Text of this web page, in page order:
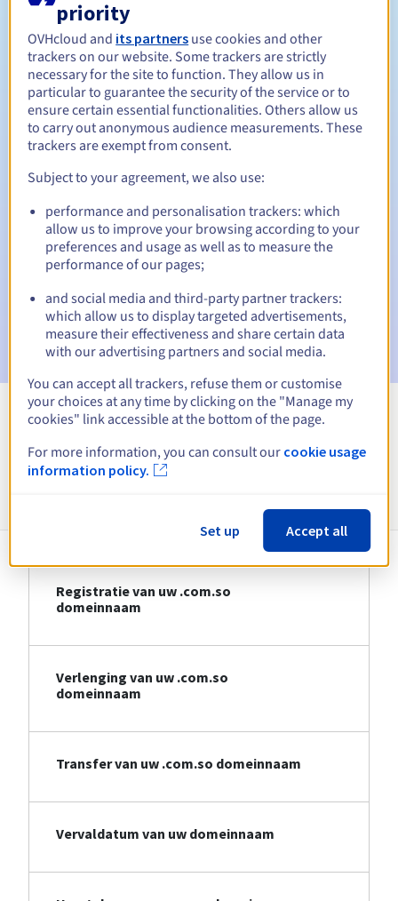
Verlengingsperiode Tussen 1 en 10 jaar
Inlosperiode 5 dagen
Automatische meldingen:
Waarschuwings-e-mails:60, 30, 15, 7 en 3 dagen vóór de
vervaldatum
E-mail op de vervaldatumom de schorsing van de
domeinnaam te melden
E-mail na de Redemption Grace Periodom de
verwijdering van de domeinnaam te melden
Bekijk alle extensies
Informatie over .com.so
Registratie van uw .com.so
domeinnaam
Verlenging van uw .com.so
domeinnaam
Transfer van uw .com.so domeinnaam
Vervaldatum van uw domeinnaam
priority
OVHcloud and its partners use cookies and other
trackers on our website. Some trackers are strictly
necessary for the site to function. They allow us in
particular to guarantee the security of the service or to
ensure certain essential functionalities. Others allow us
to carry out anonymous audience measurements. These
trackers are exempt from consent.
Subject to your agreement, we also use:
performance and personalisation trackers: which
allow us to improve your browsing according to your
preferences and usage as well as to measure the
performance of our pages;
and social media and third-party partner trackers:
which allow us to display targeted advertisements,
measure their effectiveness and share certain data
with our advertising partners and social media.
You can accept all trackers, refuse them or customise
your choices at any time by clicking on the "Manage my
cookies" link accessible at the bottom of the page.
For more information, you can consult our cookie usage
information policy.
Set up Accept all